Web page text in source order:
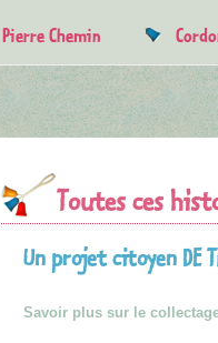
Pierre Chemin
Toutes ces
Un projet citoyen DE
Savoir plus sur le